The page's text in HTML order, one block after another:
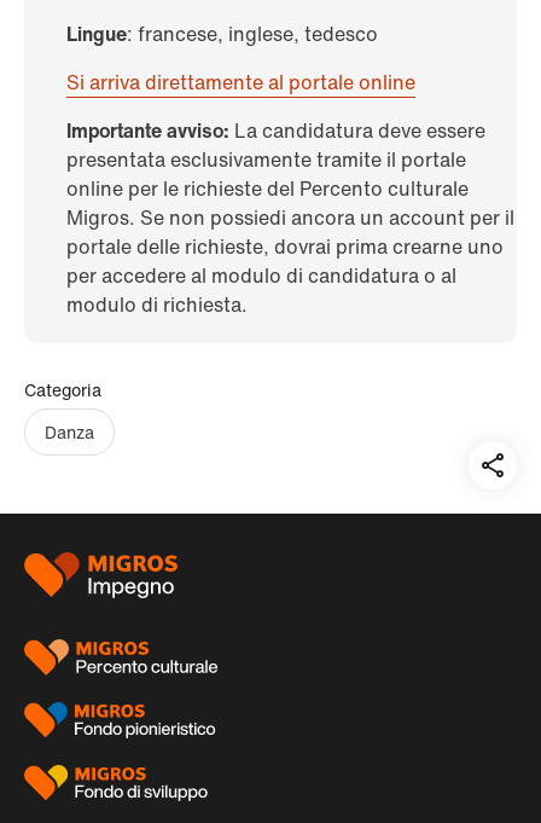
Lingue: francese, inglese, tedesco
Si arriva direttamente al portale online
Importante avviso: La candidatura deve essere
presentata esclusivamente tramite il portale
online per le richieste del Percento culturale
Migros. Se non possiedi ancora un account per il
portale delle richieste, dovrai prima crearne uno
per accedere al modulo di candidatura o al
modulo di richiesta.
Categoria
Danza
auf:
Piè
pagina